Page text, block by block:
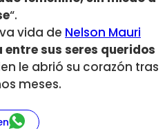
“.
vida de Nelson Mauri
sus seres queridos
le abrió su corazón tras
meses.